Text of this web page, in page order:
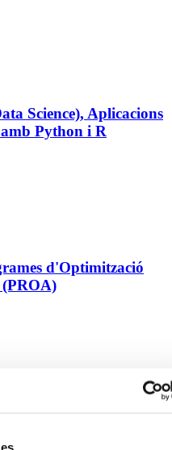
Science), Aplicacions
Python i R
d'Optimització